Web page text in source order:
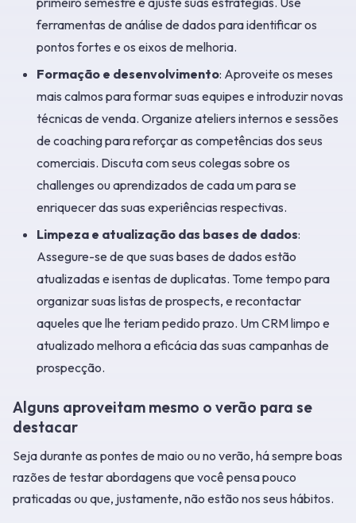
ferramentas de análise de dados para identificar os
pontos fortes e os eixos de melhoria.
Formação e desenvolvimento: Aproveite os meses
mais calmos para formar suas equipes e introduzir novas
técnicas de venda. Organize ateliers internos e sessões
de coaching para reforçar as competências dos seus
comerciais. Discuta com seus colegas sobre os
challenges ou aprendizados de cada um para se
enriquecer das suas experiências respectivas.
Limpeza e atualização das bases de dados:
Assegure-se de que suas bases de dados estão
atualizadas e isentas de duplicatas. Tome tempo para
organizar suas listas de prospects, e recontactar
aqueles que lhe teriam pedido prazo. Um CRM limpo e
atualizado melhora a eficácia das suas campanhas de
prospecção.
Alguns aproveitam mesmo o verão para se
destacar
Seja durante as pontes de maio ou no verão, há sempre boas
razões de testar abordagens que você pensa pouco
praticadas ou que, justamente, não estão nos seus hábitos.